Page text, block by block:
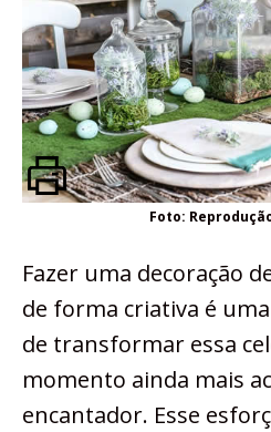
Foto:
Fazer uma decoração
de forma criativa é
de transformar essa
momento ainda mais
encantador. Esse